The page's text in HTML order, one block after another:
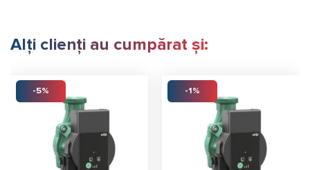
Alți clienți au cumpărat și:
-5% -1%